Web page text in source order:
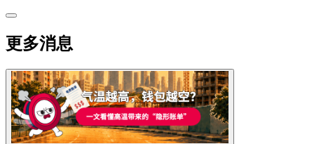
更多消息